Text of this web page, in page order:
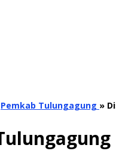
Pemkab Tulungagung »